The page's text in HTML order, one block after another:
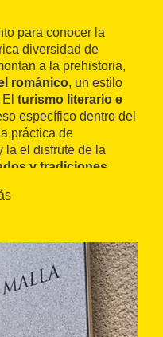
para conocer la
diversidad de
a la prehistoria,
románico, un estilo
turismo literario e
específico dentro del
práctica de
la el disfrute de la
y tradiciones